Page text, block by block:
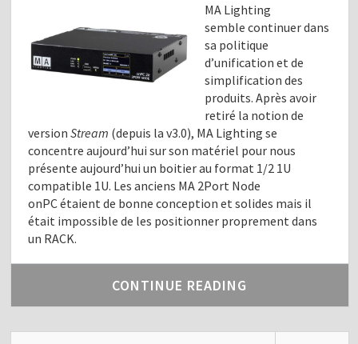
MA Lighting
semble continuer dans
sa politique
d’unification et de
simplification des
produits. Après avoir
retiré la notion de
versionStream (depuis la v3.0), MA Lighting se
concentre aujourd’hui sur son matériel pour nous
présente aujourd’hui un boitier au format 1/2 1U
compatible 1U. Les anciens MA 2Port Node
onPC étaient de bonne conception et solides mais il
était impossible de les positionner proprement dans
un RACK.
CONTINUE READING